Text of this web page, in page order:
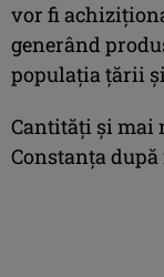
vor fi
generând
populația țării
Cantități și mai
Constanța